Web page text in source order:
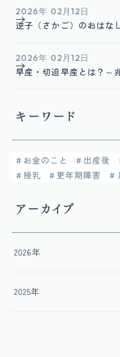
2026年 02月12日
逆子（さかご）のおはな
2026年 02月12日
早産・切迫早産とは？～
キーワード
お金のこと 出産後
授乳
更年期障害
アーカイブ
2026年
2025年